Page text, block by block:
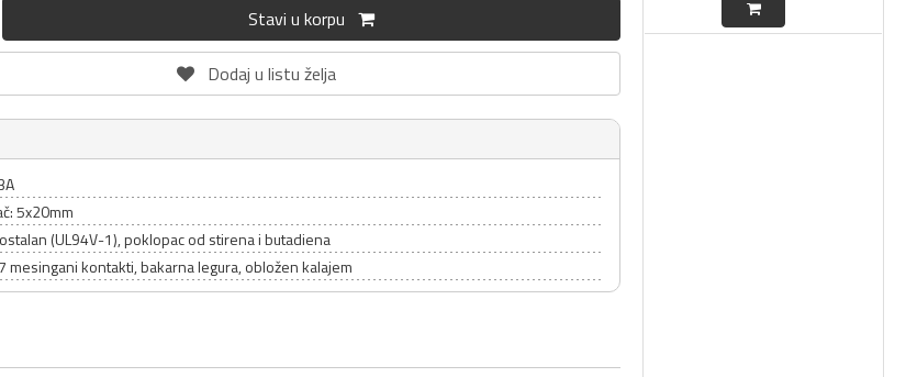
Stavi u korpu
Dodaj u listu želja
5x20mm
(UL94V-1), poklopac od stirena i butadiena
mesingani kontakti, bakarna legura, obložen kalajem